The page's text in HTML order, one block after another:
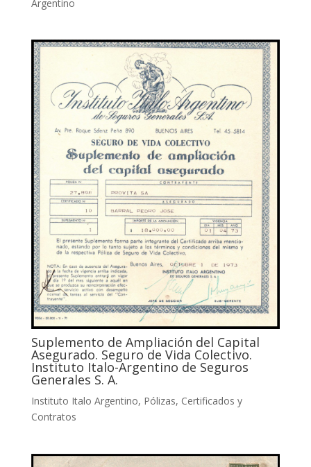
Argentino
Suplemento de Ampliación del Capital
Asegurado. Seguro de Vida Colectivo.
Instituto Italo-Argentino de Seguros
Generales S. A.
Instituto Italo Argentino, Pólizas, Certificados y
Contratos